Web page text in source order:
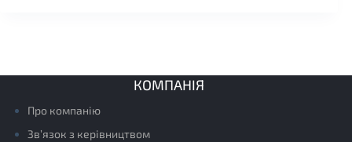
КОМПАНІЯ
Про компанію
Зв’язок з керівництвом